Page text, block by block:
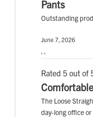
Pants
Outstanding
June 7, 2026
Rated 5 out of
Comfortable
The Loose
day-long office